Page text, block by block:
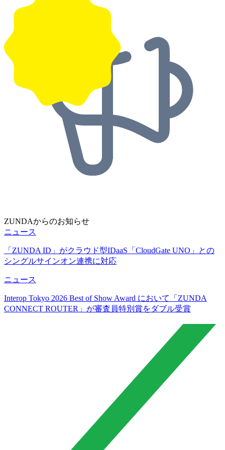
ZUNDAからのお知らせ
ニュース
「ZUNDA ID」がクラウド型IDaaS「CloudGate UNO」との
シングルサインオン連携に対応
ニュース
Interop Tokyo 2026 Best of Show Award において「ZUNDA
CONNECT ROUTER」が審査員特別賞をダブル受賞